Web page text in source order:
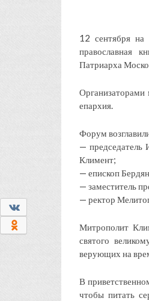
12 сентября на
православная
Патриарха
Организаторами
епархия.
Форум
— председатель
Климент;
— епископ
— заместитель
— ректор
Митрополит
святого
верующих на
В
чтобы питать